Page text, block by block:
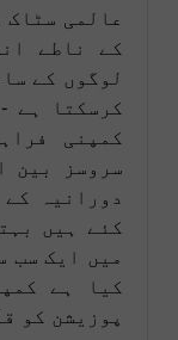
عالمی
کے ناطے
لوگوں کے
کمپنی
سروسز بین
دورانیہ
کئے ہیں
میں ایک سب
کیا ہے
پوزیشن کو